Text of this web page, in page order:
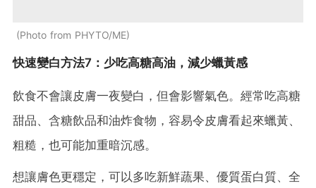
Photo from PHYTO/ME
快速變白方法7：少吃高糖高油，減少蠟黃感
飲食不會讓皮膚一夜變白，但會影響氣色。經常吃高糖
甜品、含糖飲品和油炸食物，容易令皮膚看起來蠟黃、
粗糙，也可能加重暗沉感。
想讓膚色更穩定，可以多吃新鮮蔬果、優質蛋白質、全